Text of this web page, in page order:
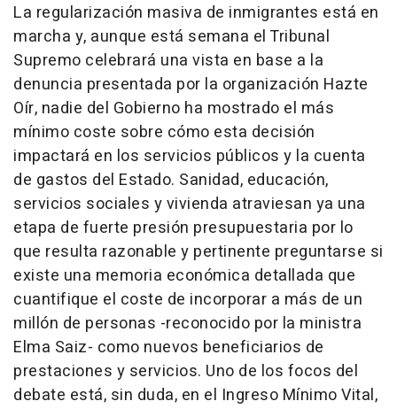
La regularización masiva de inmigrantes está en
marcha y, aunque está semana el Tribunal
Supremo celebrará una vista en base a la
denuncia presentada por la organización Hazte
Oír, nadie del Gobierno ha mostrado el más
mínimo coste sobre cómo esta decisión
impactará en los servicios públicos y la cuenta
de gastos del Estado. Sanidad, educación,
servicios sociales y vivienda atraviesan ya una
etapa de fuerte presión presupuestaria por lo
que resulta razonable y pertinente preguntarse si
existe una memoria económica detallada que
cuantifique el coste de incorporar a más de un
millón de personas -reconocido por la ministra
Elma Saiz- como nuevos beneficiarios de
prestaciones y servicios. Uno de los focos del
debate está, sin duda, en el Ingreso Mínimo Vital,